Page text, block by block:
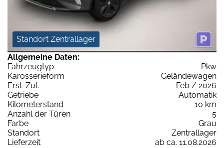
Standort Zentrallager
Allgemeine Daten:
Fahrzeugtyp
Pkw
Karosserieform
Geländewagen
Erst-Zul.
Feb / 2026
Getriebe
Automatik
Kilometerstand
10 km
Anzahl der Türen
5
Farbe
Grau
Standort
Zentrallager
Lieferzeit
ab ca. 11.08.2026